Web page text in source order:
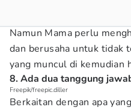
Namun Mama perlu
dan berusaha untuk tidak
yang muncul di kemudian
8. Ada dua tanggung
Freepik/freepic.diller
Berkaitan dengan apa